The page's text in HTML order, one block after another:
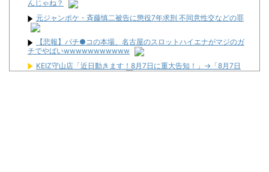
んじゃね？
元ジャンポケ・斉藤慎二被告に懲役7年求刑 不同意性交などの罪
【悲報】パチ●コの本場、名古屋のスロットハイエナがマジのガ
チでやばいwwwwwwwwwww
KEIZ守山店「近日動きます！8月7日に重大告知！」→「8月7日
は店休日とさせて頂きます」